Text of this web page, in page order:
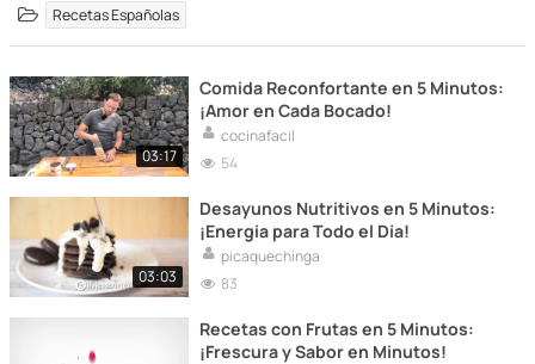
Recetas Españolas
03:17
Comida Reconfortante en 5 Minutos:
¡Amor en Cada Bocado!
cocinafacil
54
03:03
Desayunos Nutritivos en 5 Minutos:
¡Energía para Todo el Día!
picaquechinga
83
Recetas con Frutas en 5 Minutos:
¡Frescura y Sabor en Minutos!